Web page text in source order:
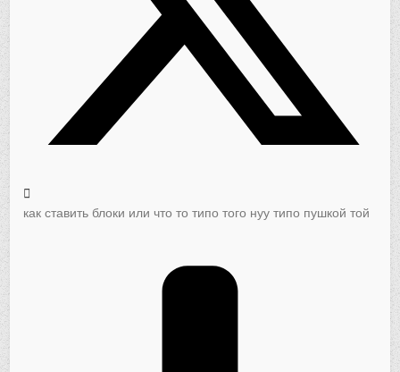
как ставить блоки или что то типо того нуу типо пушкой той